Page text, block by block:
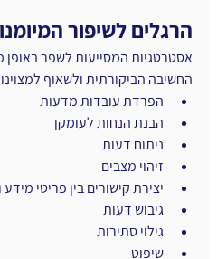
הרגלים לשיפור
אסטרטגיות המסייעות לשפר
החשיבה הביקורתית ולשאוף
הפרדת עובדות מדעות
הבנת הנחות לעומקן
ניתוח דעות
זיהוי מצבים
יצירת קישורים בין פריטי
גיבוש דעות
גילוי סתירות
שיפוט